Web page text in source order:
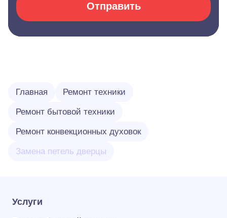
Отправить
Главная Ремонт техники
Ремонт бытовой техники
Ремонт конвекционных духовок
Замена петель дверцы
Услуги